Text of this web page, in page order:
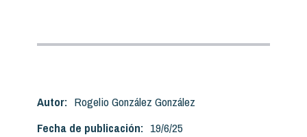
Autor: Rogelio González González
Fecha de publicación: 19/6/25